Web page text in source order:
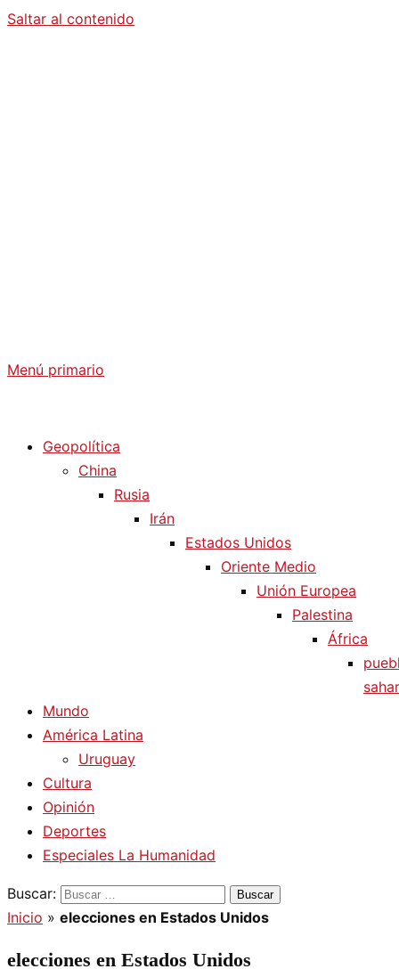
Saltar al contenido
Menú primario
Geopolítica
China
Rusia
Irán
Estados Unidos
Oriente Medio
Unión Europea
Palestina
África
Mundo
América Latina
Uruguay
Cultura
Opinión
Deportes
Especiales La Humanidad
Buscar:
Inicio » elecciones en Estados Unidos
elecciones en Estados Unidos